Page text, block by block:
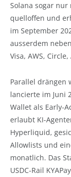
Solana sogar
quelloffen und
im September
ausserdem
Visa, AWS,
Parallel drängen
lancierte im Juni
Wallet als Early-
erlaubt KI-
Hyperliquid,
Allowlists und
monatlich. Das
USDC-Rail